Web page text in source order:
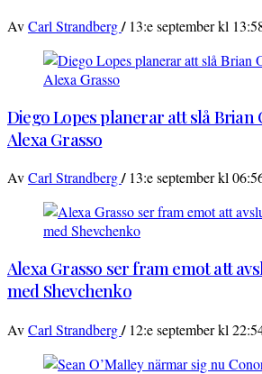
AvCarl Strandberg/ 13:e september kl
Diego Lopes planerar att slå Brian
Alexa Grasso
AvCarl Strandberg/ 13:e september kl
Alexa Grasso ser fram emot att
med Shevchenko
AvCarl Strandberg/ 12:e september kl